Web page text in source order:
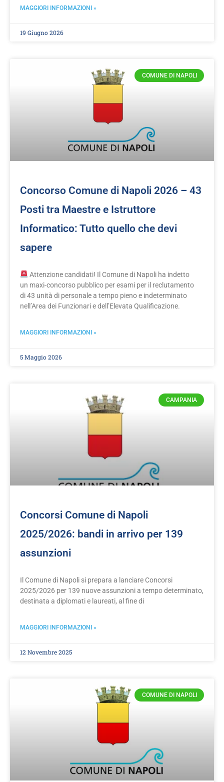
MAGGIORI INFORMAZIONI »
19 Giugno 2026
COMUNE DI NAPOLI
Concorso Comune di Napoli 2026 – 43
Posti tra Maestre e Istruttore
Informatico: Tutto quello che devi
sapere
Attenzione candidati! Il Comune di Napoli ha indetto
un maxi-concorso pubblico per esami per il reclutamento
di 43 unità di personale a tempo pieno e indeterminato
nell’Area dei Funzionari e dell’Elevata Qualificazione.
MAGGIORI INFORMAZIONI »
5 Maggio 2026
CAMPANIA
Concorsi Comune di Napoli
2025/2026: bandi in arrivo per 139
assunzioni
Il Comune di Napoli si prepara a lanciare Concorsi
2025/2026 per 139 nuove assunzioni a tempo determinato,
destinata a diplomati e laureati, al fine di
MAGGIORI INFORMAZIONI »
12 Novembre 2025
COMUNE DI NAPOLI